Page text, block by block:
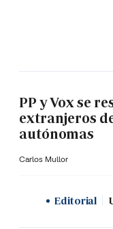
PP y Vox se
extranjeros
autónomas
Carlos Mullor
Editorial